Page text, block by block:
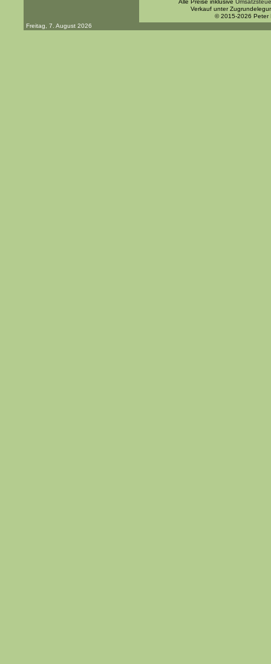
Alle Preise inklusive
Verkauf unter
© 2015-2026 Peter
Freitag, 7. August 2026